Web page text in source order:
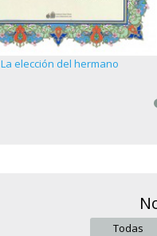
La elección del hermano
Todas